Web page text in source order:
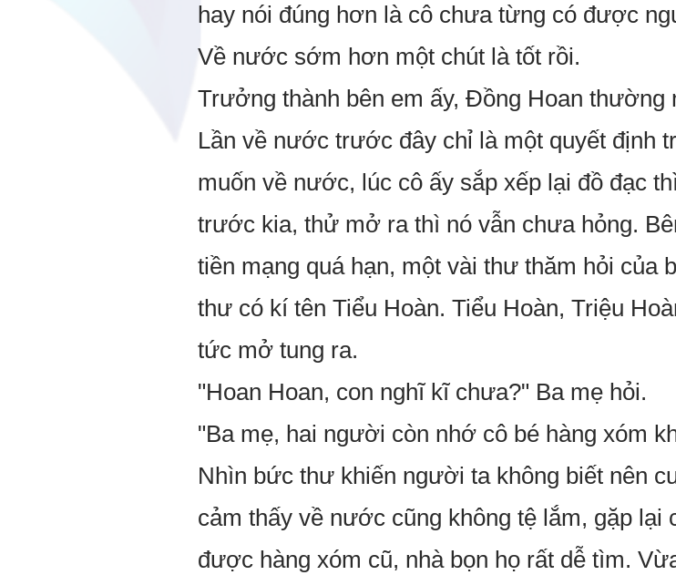
hay nói đúng hơn là cô chưa từng có được
Về nước sớm hơn một chút là tốt rồi.
Trưởng thành bên em ấy, Đồng Hoan thường
Lần về nước trước đây chỉ là một quyết định
muốn về nước, lúc cô ấy sắp xếp lại đồ đạc
trước kia, thử mở ra thì nó vẫn chưa hỏng.
tiền mạng quá hạn, một vài thư thăm hỏi
thư có kí tên Tiểu Hoàn. Tiểu Hoàn, Triệu
tức mở tung ra.
"Hoan Hoan, con nghĩ kĩ chưa?" Ba mẹ hỏi.
"Ba mẹ, hai người còn nhớ cô bé hàng xóm
Nhìn bức thư khiến người ta không biết nên
cảm thấy về nước cũng không tệ lắm, gặp lại
được hàng xóm cũ, nhà bọn họ rất dễ tìm.